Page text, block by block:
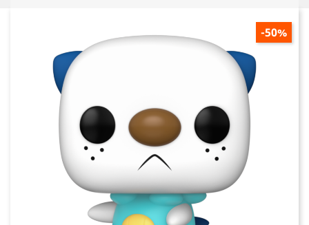
-50%